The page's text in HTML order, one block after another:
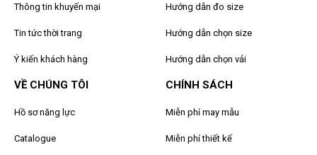
Thông tin khuyến mại
Tin tức thời trang
Ý kiến khách hàng
Hướng dẫn đo size
Hướng dẫn chọn size
Hướng dẫn chọn vải
VỀ CHÚNG TÔI
Hồ sơ năng lực
Catalogue
CHÍNH SÁCH
Miễn phí may mẫu
Miễn phí thiết kế